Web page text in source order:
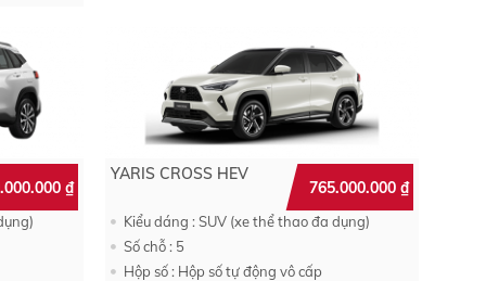
₫
YARIS CROSS HEV
765.000.000₫
Kiểu dáng : SUV (xe thể thao đa dụng)
Số chỗ : 5
Hộp số : Hộp số tự động vô cấp